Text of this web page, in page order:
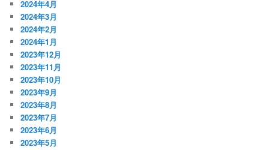
2024年4月
2024年3月
2024年2月
2024年1月
2023年12月
2023年11月
2023年10月
2023年9月
2023年8月
2023年7月
2023年6月
2023年5月